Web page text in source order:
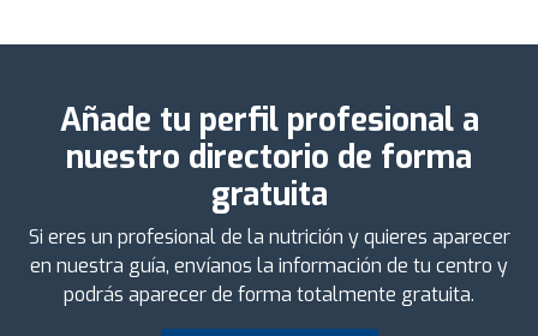
Añade tu perfil profesional a
nuestro directorio de forma
gratuita
Si eres un profesional de la nutrición y quieres aparecer
en nuestra guía, envíanos la información de tu centro y
podrás aparecer de forma totalmente gratuita.